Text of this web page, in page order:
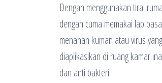
Dengan menggunakan tirai
dengan cuma memakai lap
menahan kuman atau virus
diaplikasikan di ruang kamar
dan anti bakteri.